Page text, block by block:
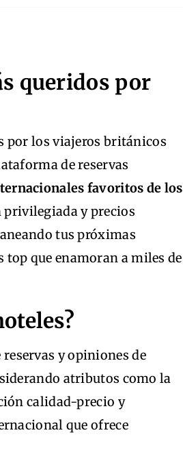
queridos por
por los viajeros británicos
de reservas
favoritos de los
y precios
tus próximas
top que enamoran a miles de
y opiniones de
atributos como la
calidad-precio y
que ofrece